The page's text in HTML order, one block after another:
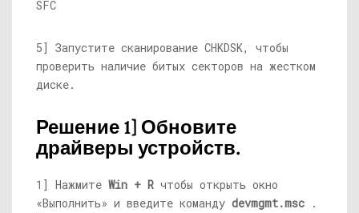
SFC
5] Запустите сканирование CHKDSK, чтобы
проверить наличие битых секторов на жестком
диске.
Решение 1] Обновите
драйверы устройств.
1] Нажмите Win + R чтобы открыть окно
«Выполнить» и введите команду devmgmt.msc .